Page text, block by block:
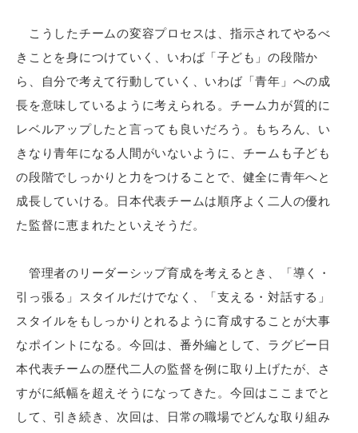
こうしたチームの変容プロセスは、指示されてやるべ
きことを身につけていく、いわば「子ども」の段階か
ら、自分で考えて行動していく、いわば「青年」への成
長を意味しているように考えられる。チーム力が質的に
レベルアップしたと言っても良いだろう。もちろん、い
きなり青年になる人間がいないように、チームも子ども
の段階でしっかりと力をつけることで、健全に青年へと
成長していける。日本代表チームは順序よく二人の優れ
た監督に恵まれたといえそうだ。
管理者のリーダーシップ育成を考えるとき、「導く・
引っ張る」スタイルだけでなく、「支える・対話する」
スタイルをもしっかりとれるように育成することが大事
なポイントになる。今回は、番外編として、ラグビー日
本代表チームの歴代二人の監督を例に取り上げたが、さ
すがに紙幅を超えそうになってきた。今回はここまでと
して、引き続き、次回は、日常の職場でどんな取り組み